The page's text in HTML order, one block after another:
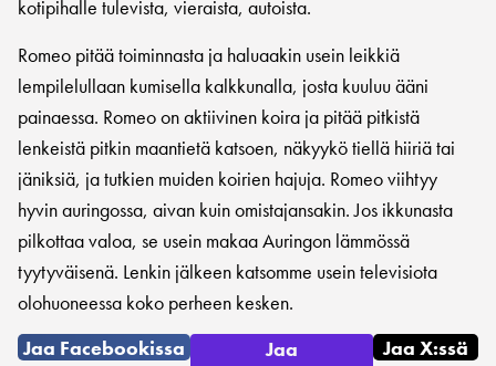
kotipihalle tulevista, vieraista, autoista.
Romeo pitää toiminnasta ja haluaakin usein leikkiä
lempilelullaan kumisella kalkkunalla, josta kuuluu ääni
painaessa. Romeo on aktiivinen koira ja pitää pitkistä
lenkeistä pitkin maantietä katsoen, näkyykö tiellä hiiriä tai
jäniksiä, ja tutkien muiden koirien hajuja. Romeo viihtyy
hyvin auringossa, aivan kuin omistajansakin. Jos ikkunasta
pilkottaa valoa, se usein makaa Auringon lämmössä
tyytyväisenä. Lenkin jälkeen katsomme usein televisiota
olohuoneessa koko perheen kesken.
Jaa Facebookissa
Jaa
Jaa X:ssä